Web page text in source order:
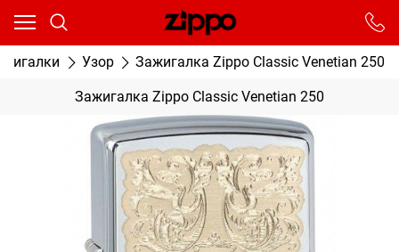
Узор Зажигалка Zippo Classic Venetian 250
Зажигалка Zippo Classic Venetian 250
Ваш город - Москва,
От выбранного города зависят сроки доставки